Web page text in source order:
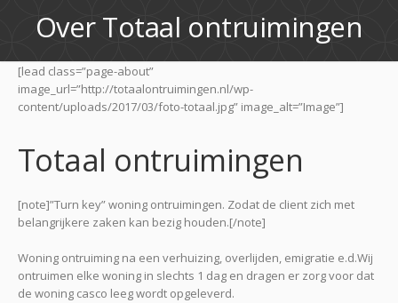
Over Totaal ontruimingen
[lead class=”page-about”
image_url=”http://totaalontruimingen.nl/wp-
content/uploads/2017/03/foto-totaal.jpg” image_alt=”Image”]
Totaal ontruimingen
[note]”Turn key” woning ontruimingen. Zodat de client zich met
belangrijkere zaken kan bezig houden.[/note]
Woning ontruiming na een verhuizing, overlijden, emigratie e.d.Wij
ontruimen elke woning in slechts 1 dag en dragen er zorg voor dat
de woning casco leeg wordt opgeleverd.